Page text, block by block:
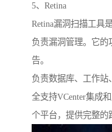
5、Retina
Retina漏洞扫描工具
负责漏洞管理。它的
告。
负责数据库、工作站
全支持VCenter集成
个平台，提供完整的